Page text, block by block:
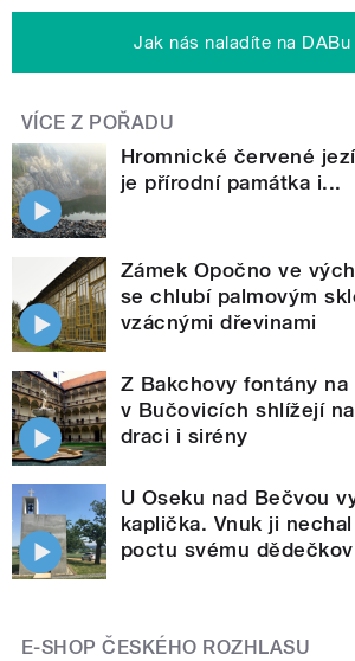
Jak nás naladíte na DABu
VÍCE Z POŘADU
Hromnické červené
je přírodní památka i...
Zámek Opočno ve
se chlubí palmovým
vzácnými dřevinami
Z Bakchovy fontány na
v Bučovicích shlížejí
draci i sirény
U Oseku nad Bečvou
kaplička. Vnuk ji
poctu svému
E-SHOP ČESKÉHO ROZHLASU